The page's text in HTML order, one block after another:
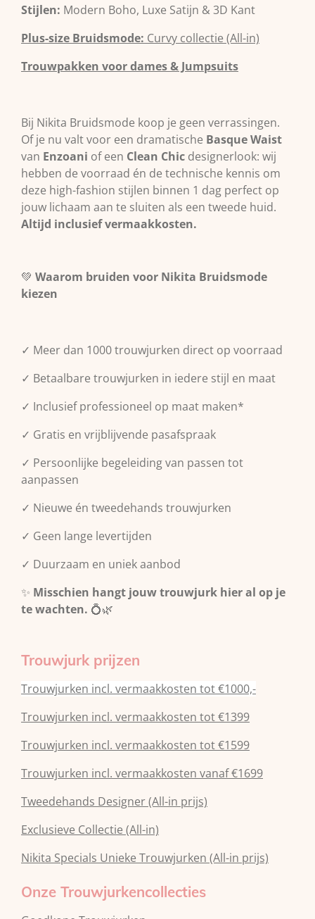
Stijlen: Modern Boho, Luxe Satijn & 3D Kant
Plus-size Bruidsmode: Curvy collectie (All-in)
Trouwpakken voor dames & Jumpsuits
Bij Nikita Bruidsmode koop je geen verrassingen.
Of je nu valt voor een dramatische Basque Waist
van Enzoani of een Clean Chic designerlook: wij
hebben de voorraad én de technische kennis om
deze high-fashion stijlen binnen 1 dag perfect op
jouw lichaam aan te sluiten als een tweede huid.
Altijd inclusief vermaakkosten.
💚 Waarom bruiden voor Nikita Bruidsmode
kiezen
✓ Meer dan 1000 trouwjurken direct op voorraad
✓ Betaalbare trouwjurken in iedere stijl en maat
✓ Inclusief professioneel op maat maken*
✓ Gratis en vrijblijvende pasafspraak
✓ Persoonlijke begeleiding van passen tot
aanpassen
✓ Nieuwe én tweedehands trouwjurken
✓ Geen lange levertijden
✓ Duurzaam en uniek aanbod
✨ Misschien hangt jouw trouwjurk hier al op je
te wachten. 💍🌿
Trouwjurk prijzen
Trouwjurken incl. vermaakkosten tot €1000,-
Trouwjurken incl. vermaakkosten tot €1399
Trouwjurken incl. vermaakkosten tot €1599
Trouwjurken incl. vermaakkosten vanaf €1699
Tweedehands Designer (All-in prijs)
Exclusieve Collectie (All-in)
Nikita Specials Unieke Trouwjurken (All-in prijs)
Onze Trouwjurkencollecties